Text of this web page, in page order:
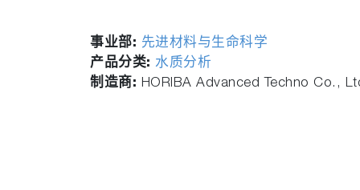
事业部: 先进材料与生命科学
产品分类: 水质分析
制造商: HORIBA Advanced Techno Co.,